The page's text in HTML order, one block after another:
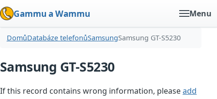
Gammu a Wammu Menu
DomůDatabáze telefonůSamsungSamsung GT-S5230
Samsung GT-S5230
If this record contains wrong information, pleaseadd